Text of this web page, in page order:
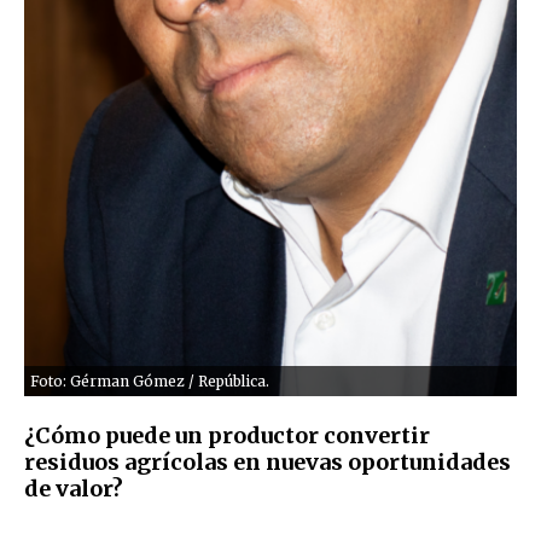
Foto: Gérman Gómez / República.
¿Cómo puede un productor convertir
residuos agrícolas en nuevas oportunidades
de valor?